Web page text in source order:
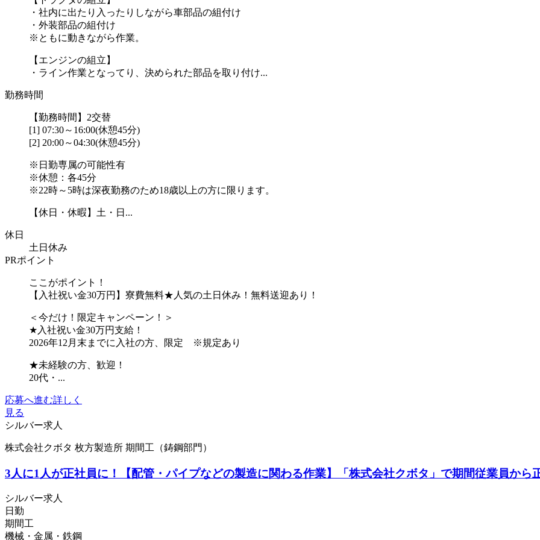
・社内に出たり入ったりしながら車部品の組付け
・外装部品の組付け
※ともに動きながら作業。
【エンジンの組立】
・ライン作業となってり、決められた部品を取り付け...
勤務時間
【勤務時間】2交替
[1] 07:30～16:00(休憩45分)
[2] 20:00～04:30(休憩45分)
※日勤専属の可能性有
※休憩：各45分
※22時～5時は深夜勤務のため18歳以上の方に限ります。
【休日・休暇】土・日...
休日
土日休み
PRポイント
ここがポイント！
【入社祝い金30万円】寮費無料★人気の土日休み！無料送迎あり！
＜今だけ！限定キャンペーン！＞
★入社祝い金30万円支給！
2026年12月末までに入社の方、限定 ※規定あり
★未経験の方、歓迎！
20代・...
応募へ進む詳しく
見る
シルバー求人
株式会社クボタ 枚方製造所 期間工（鋳鋼部門）
3人に1人が正社員に！【配管・パイプなどの製造に関わる作業】「株式会社クボタ」で期間従業員から
シルバー求人
日勤
期間工
機械・金属・鉄鋼